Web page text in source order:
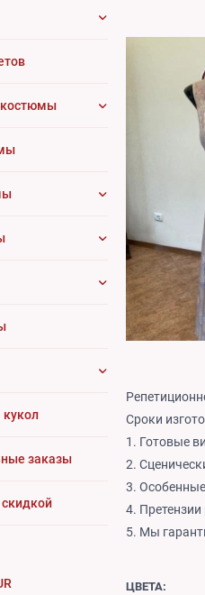
костюмы
заказы
Сроки
1. Готовые
2.
3.
4.
5. Мы
ЦВЕТА: